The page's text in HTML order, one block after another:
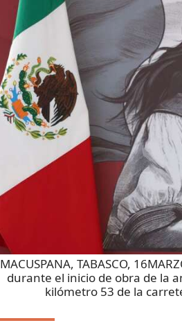
MACUSPANA, TABASCO,
durante el inicio de obra de la
kilómetro 53 de la